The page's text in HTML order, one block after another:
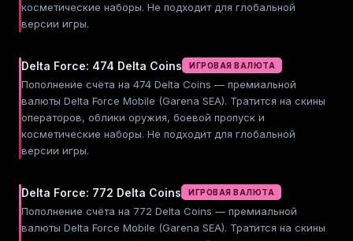
косметические наборы. Не подходит для глобальной
версии игры.
Delta Force: 474 Delta Coins ИГРОВАЯ ВАЛЮТА
Пополнение счёта на 474 Delta Coins — премиальной
валюты Delta Force Mobile (Garena SEA). Тратится на скины
операторов, облики оружия, боевой пропуск и
косметические наборы. Не подходит для глобальной
версии игры.
Delta Force: 772 Delta Coins ИГРОВАЯ ВАЛЮТА
Пополнение счёта на 772 Delta Coins — премиальной
валюты Delta Force Mobile (Garena SEA). Тратится на скины